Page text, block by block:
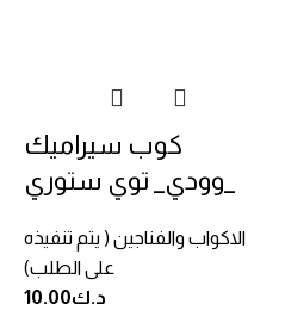
كوب سيراميك
_وودي_ توي ستوري
الاكواب والفناجين ( يتم تنفيذه
على الطلب)
د.ك10.00